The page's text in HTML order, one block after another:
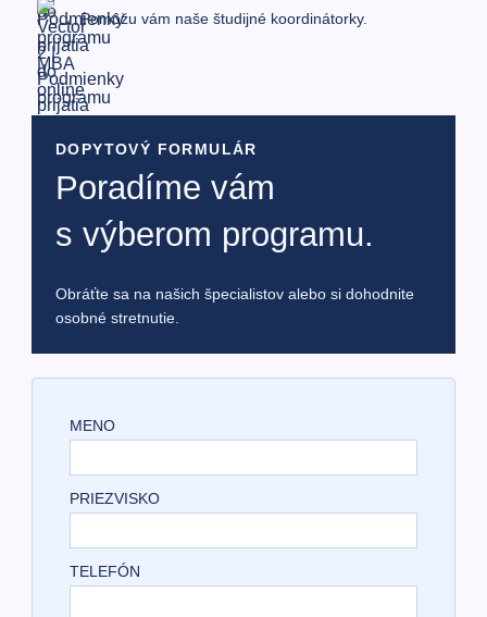
Pomôžu vám naše študijné koordinátorky.
DOPYTOVÝ FORMULÁR
Poradíme vám
s výberom programu.
Obráťte sa na našich špecialistov alebo si dohodnite
osobné stretnutie.
PLEASE LEAVE THIS FIELD EMPTY.
MENO
PRIEZVISKO
TELEFÓN